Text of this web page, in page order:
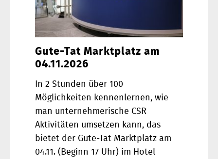
Gute-Tat Marktplatz am
04.11.2026
In 2 Stunden über 100
Möglichkeiten kennenlernen, wie
man unternehmerische CSR
Aktivitäten umsetzen kann, das
bietet der Gute-Tat Marktplatz am
04.11. (Beginn 17 Uhr) im Hotel